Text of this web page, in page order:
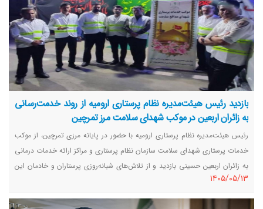
بازدید رئیس هیئت‌مدیره نظام پرستاری ارومیه از روند خدمت‌رسانی
به زائران اربعین در موکب شهدای سلامت مرز تمرچین
رئیس هیئت‌مدیره نظام پرستاری ارومیه با حضور در پایانه مرزی تمرچین، از موکب
خدمات پرستاری شهدای سلامت سازمان نظام پرستاری و مراکز ارائه خدمات درمانی
به زائران اربعین حسینی بازدید و از تلاش‌های شبانه‌روزی پرستاران و خادمان این
موکب‌ها قدردانی کرد.
١٤٠٥/٠٥/١٣